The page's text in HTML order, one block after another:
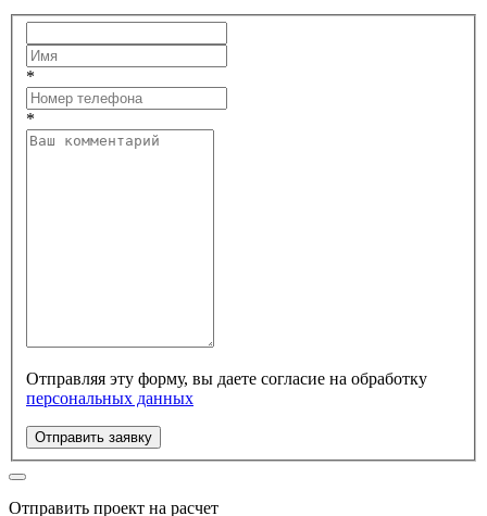
*
*
Отправляя эту форму, вы даете согласие на обработку
персональных данных
Отправить заявку
Отправить проект на расчет